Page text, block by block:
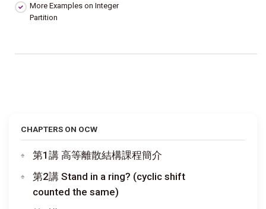
More Examples on Integer
Partition
CHAPTERS ON OCW
第1講 高等離散結構課程簡介
第2講 Stand in a ring? (cyclic shift
counted the same)